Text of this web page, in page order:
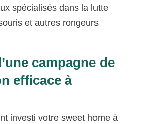
spécialisés dans la lutte
et autres rongeurs
campagne de
efficace à
investi votre sweet home à